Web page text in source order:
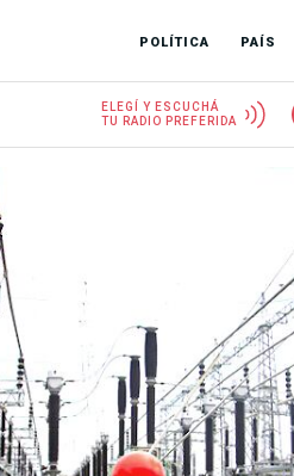
POLÍTICA PAÍS
ELEGÍ Y ESCUCHÁ
TU RADIO PREFERIDA